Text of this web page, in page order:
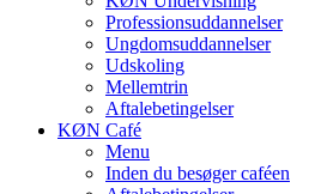
Professionsuddannelser
Ungdomsuddannelser
Udskoling
Mellemtrin
Aftalebetingelser
KØN Café
Menu
Inden du besøger caféen